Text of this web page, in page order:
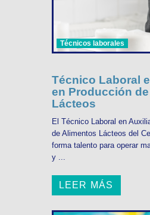
Técnicos laborales
Técnico Laboral
en Producción
Lácteos
El Técnico Laboral en
de Alimentos Lácteos del
forma talento para operar
y ...
LEER MÁS